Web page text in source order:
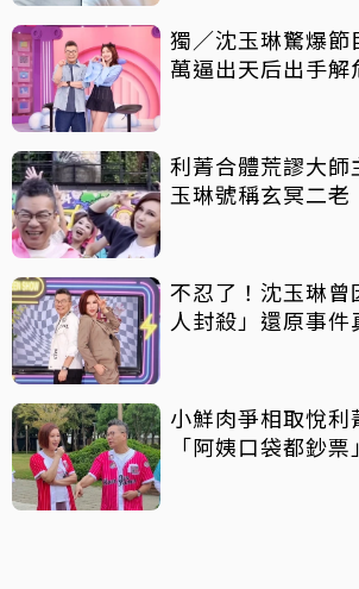
獨／沈玉琳驚爆節
萬逼出天后出手解
利菁合體荒謬大師
玉琳號稱玄冥二老
不忍了！沈玉琳曾
人封殺」還原事件
小鮮肉爭相取悅利菁 沈玉琳
「阿姨口袋都鈔票」